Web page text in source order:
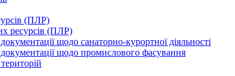
(ПЛР)
ресурсів (ПЛР)
щодо санаторно-курортної діяльності
щодо промислового фасування